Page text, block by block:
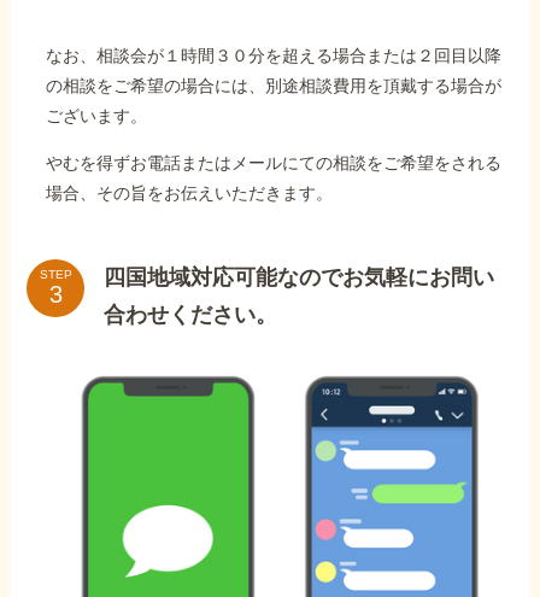
なお、相談会が１時間３０分を超える場合または２回目以降
の相談をご希望の場合には、別途相談費用を頂戴する場合が
ございます。
やむを得ずお電話またはメールにての相談をご希望をされる
場合、その旨をお伝えいただきます。
STEP
四国地域対応可能なのでお気軽にお問い
合わせください。